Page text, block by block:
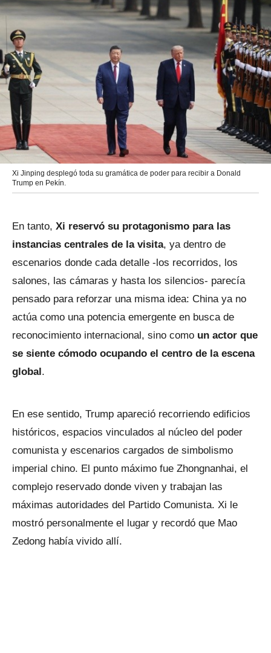
Xi Jinping desplegó toda su gramática de poder para recibir a Donald
Trump en Pekín.
En tanto, Xi reservó su protagonismo para las
instancias centrales de la visita, ya dentro de
escenarios donde cada detalle -los recorridos, los
salones, las cámaras y hasta los silencios- parecía
pensado para reforzar una misma idea: China ya no
actúa como una potencia emergente en busca de
reconocimiento internacional, sino como un actor que
se siente cómodo ocupando el centro de la escena
global.
En ese sentido, Trump apareció recorriendo edificios
históricos, espacios vinculados al núcleo del poder
comunista y escenarios cargados de simbolismo
imperial chino. El punto máximo fue Zhongnanhai, el
complejo reservado donde viven y trabajan las
máximas autoridades del Partido Comunista. Xi le
mostró personalmente el lugar y recordó que Mao
Zedong había vivido allí.